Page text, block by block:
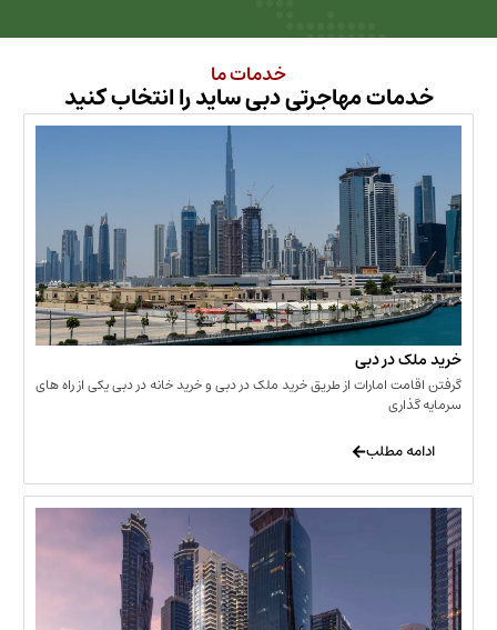
مهاجرتی دبی ساید را انتخاب کنید
در دبی
امارات از طریق خرید ملک در دبی و خرید خانه در دبی یکی از راه های